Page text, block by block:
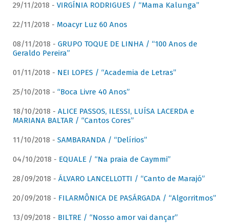
29/11/2018 - VIRGÍNIA RODRIGUES / “Mama Kalunga”
22/11/2018 - Moacyr Luz 60 Anos
08/11/2018 - GRUPO TOQUE DE LINHA / “100 Anos de
Geraldo Pereira”
01/11/2018 - NEI LOPES / “Academia de Letras”
25/10/2018 - “Boca Livre 40 Anos”
18/10/2018 - ALICE PASSOS, ILESSI, LUÍSA LACERDA e
MARIANA BALTAR / “Cantos Cores”
11/10/2018 - SAMBARANDA / “Delírios”
04/10/2018 - EQUALE / “Na praia de Caymmi”
28/09/2018 - ÁLVARO LANCELLOTTI / “Canto de Marajó”
20/09/2018 - FILARMÔNICA DE PASÁRGADA / “Algorritmos”
13/09/2018 - BILTRE / “Nosso amor vai dançar”